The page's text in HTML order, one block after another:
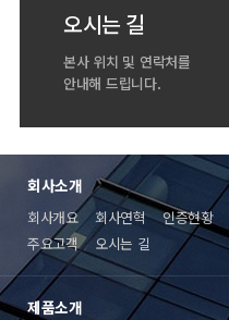
오시는 길
본사 위치 및 연락처를
안내해 드립니다.
회사소개
회사개요 회사연혁 인증현황
주요고객
오시는 길
제품소개